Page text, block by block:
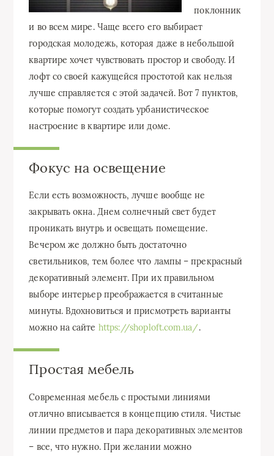
поклонник
и во всем мире. Чаще всего его выбирает
городская молодежь, которая даже в небольшой
квартире хочет чувствовать простор и свободу. И
лофт со своей кажущейся простотой как нельзя
лучше справляется с этой задачей. Вот 7 пунктов,
которые помогут создать урбанистическое
настроение в квартире или доме.
Фокус на освещение
Если есть возможность, лучше вообще не
закрывать окна. Днем солнечный свет будет
проникать внутрь и освещать помещение.
Вечером же должно быть достаточно
светильников, тем более что лампы – прекрасный
декоративный элемент. При их правильном
выборе интерьер преображается в считанные
минуты. Вдохновиться и присмотреть варианты
можно на сайте https://shoploft.com.ua/.
Простая мебель
Современная мебель с простыми линиями
отлично вписывается в концепцию стиля. Чистые
линии предметов и пара декоративных элементов
– все, что нужно. При желании можно